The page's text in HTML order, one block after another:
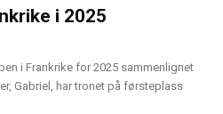
i 2025
i Frankrike for 2025 sammenlignet
Gabriel, har tronet på førsteplass